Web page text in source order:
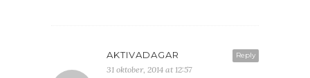
Reply
AKTIVADAGAR
31 oktober, 2014 at 12:57